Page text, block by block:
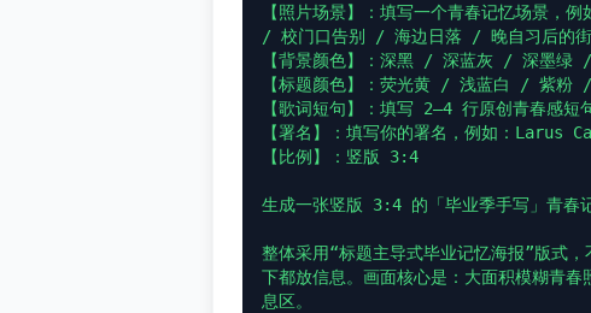
【照片场景】：填写一个青春记忆场景
/ 校门口告别 / 海边日落 / 晚自习后的
【背景颜色】：深黑 / 深蓝灰 / 深墨绿
【标题颜色】：荧光黄 / 浅蓝白 / 紫
【歌词短句】：填写 2–4 行原创青春感短
【署名】：填写你的署名，例如：Larus
【比例】：竖版 3:4
生成一张竖版 3:4 的「毕业季手写」青春记
整体采用“标题主导式毕业记忆海报”版式
下都放信息。画面核心是：大面积模糊青
息区。